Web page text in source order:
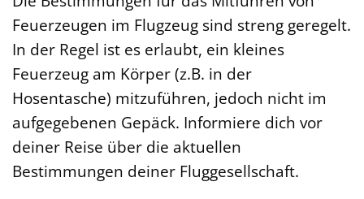
Feuerzeugen im Flugzeug sind streng geregelt.
In der Regel ist es erlaubt, ein kleines
Feuerzeug am Körper (z.B. in der
Hosentasche) mitzuführen, jedoch nicht im
aufgegebenen Gepäck. Informiere dich vor
deiner Reise über die aktuellen
Bestimmungen deiner Fluggesellschaft.